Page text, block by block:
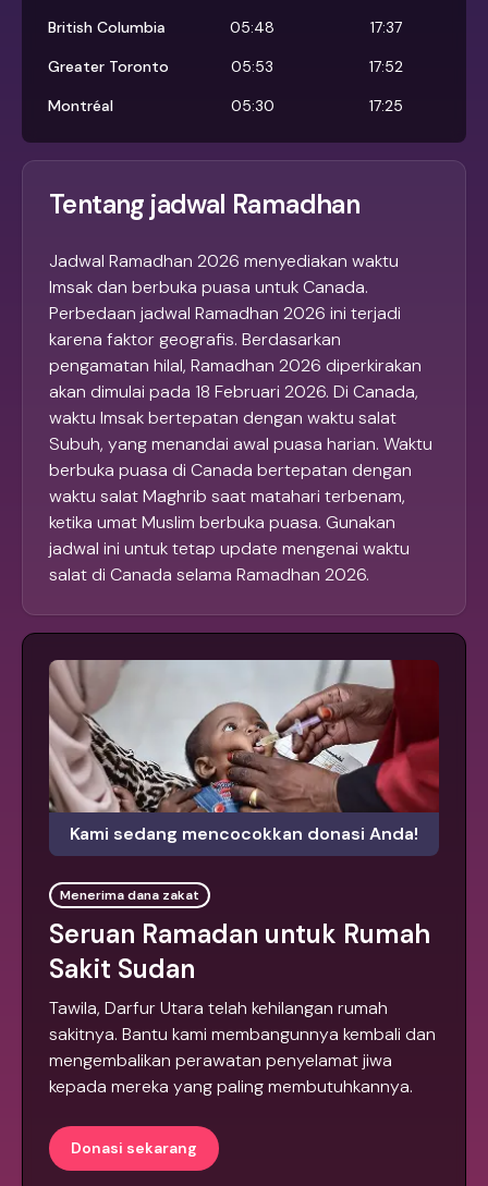
British Columbia
05:48
17:37
Greater Toronto
05:53
17:52
Montréal
05:30 17:25
Tentang jadwal Ramadhan
Jadwal Ramadhan 2026 menyediakan waktu
Imsak dan berbuka puasa untuk Canada.
Perbedaan jadwal Ramadhan 2026 ini terjadi
karena faktor geografis. Berdasarkan
pengamatan hilal, Ramadhan 2026 diperkirakan
akan dimulai pada 18 Februari 2026. Di Canada,
waktu Imsak bertepatan dengan waktu salat
Subuh, yang menandai awal puasa harian. Waktu
berbuka puasa di Canada bertepatan dengan
waktu salat Maghrib saat matahari terbenam,
ketika umat Muslim berbuka puasa. Gunakan
jadwal ini untuk tetap update mengenai waktu
salat di Canada selama Ramadhan 2026.
Kami sedang mencocokkan donasi Anda!
Menerima dana zakat
Seruan Ramadan untuk Rumah
Sakit Sudan
Tawila, Darfur Utara telah kehilangan rumah
sakitnya. Bantu kami membangunnya kembali dan
mengembalikan perawatan penyelamat jiwa
kepada mereka yang paling membutuhkannya.
Donasi sekarang